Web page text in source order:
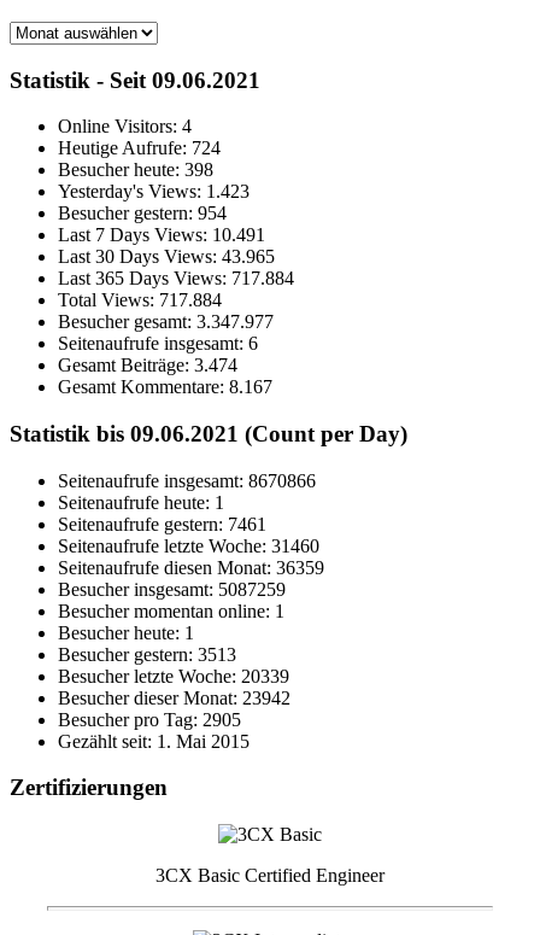
Archiv
Statistik - Seit 09.06.2021
Online Visitors: 4
Heutige Aufrufe: 724
Besucher heute: 398
Yesterday's Views: 1.423
Besucher gestern: 954
Last 7 Days Views: 10.491
Last 30 Days Views: 43.965
Last 365 Days Views: 717.884
Total Views: 717.884
Besucher gesamt: 3.347.977
Seitenaufrufe insgesamt: 6
Gesamt Beiträge: 3.474
Gesamt Kommentare: 8.167
Statistik bis 09.06.2021 (Count per Day)
Seitenaufrufe insgesamt: 8670866
Seitenaufrufe heute: 1
Seitenaufrufe gestern: 7461
Seitenaufrufe letzte Woche: 31460
Seitenaufrufe diesen Monat: 36359
Besucher insgesamt: 5087259
Besucher momentan online: 1
Besucher heute: 1
Besucher gestern: 3513
Besucher letzte Woche: 20339
Besucher dieser Monat: 23942
Besucher pro Tag: 2905
Gezählt seit: 1. Mai 2015
Zertifizierungen
3CX Basic Certified Engineer